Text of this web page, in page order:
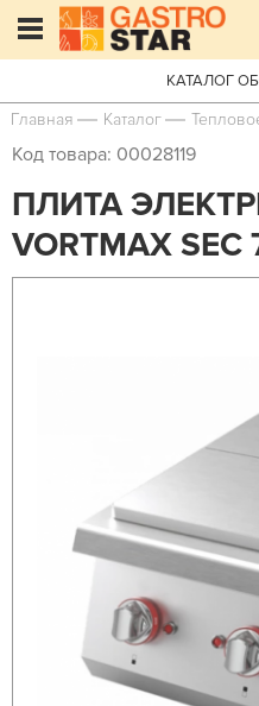
КАТАЛОГ
Главная Каталог
Код товара: 00028119
ПЛИТА
VORTMAX